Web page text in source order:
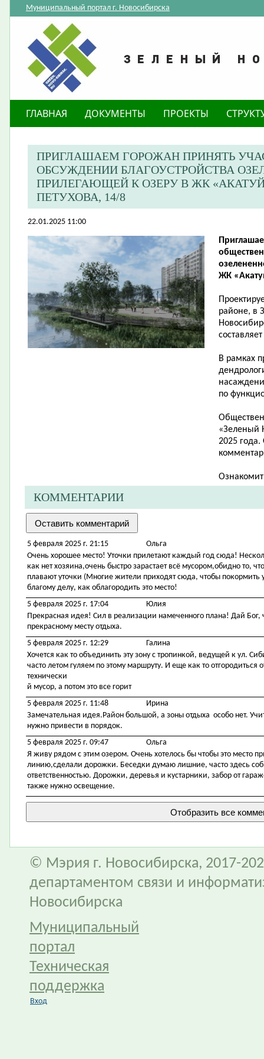
Муниципальный портал г. Новосибирска
ГЛАВНАЯ ДОКУМЕНТЫ ПРОЕКТЫ
ПРИГЛАШАЕМ ГОРОЖАН ПРИНЯТЬ
ОБСУЖДЕНИИ БЛАГОУСТРОЙСТВА
ПРИЛЕГАЮЩЕЙ К ОЗЕРУ В ЖК
ПЕТУХОВА, 14/8
22.01.2025 11:00
ЖК
районе, в
В рамках
по
«Зеленый
2025
КОММЕНТАРИИ
5 февраля 2025 г. 21:15
Ольга
Очень хорошее место! Уточки прилетают каждый год сюда!
как нет хозяина,очень быстро зарастает всё мусором,обидно то,
плавают уточки (Многие жители приходят сюда, чтобы покормить
благому делу, как облагородить это место!
5 февраля 2025 г. 17:04
Юлия
Прекрасная идея! Сил в реализации намеченного плана! Дай
прекрасному месту отдыха.
5 февраля 2025 г. 12:29
Галина
Хочется как то объединить эту зону с тропинкой, ведущей к ул.
часто летом гуляем по этому маршруту. И еще как то
технически
й мусор, а потом это все горит
5 февраля 2025 г. 11:48
Ирина
Замечательная идея.Район большой, а зоны отдыха особо нет.
нужно привести в порядок.
5 февраля 2025 г. 09:47
Ольга
Я живу рядом с этим озером. Очень хотелось бы чтобы это место
линию,сделали дорожки. Беседки думаю лишние, часто здесь
ответственностью. Дорожки, деревья и кустарники, забор от
также нужно освещение.
© Мэрия г. Новосибирска, 2017-
департаментом связи и
Новосибирска
Муниципальный
портал
Техническая
поддержка
Вход